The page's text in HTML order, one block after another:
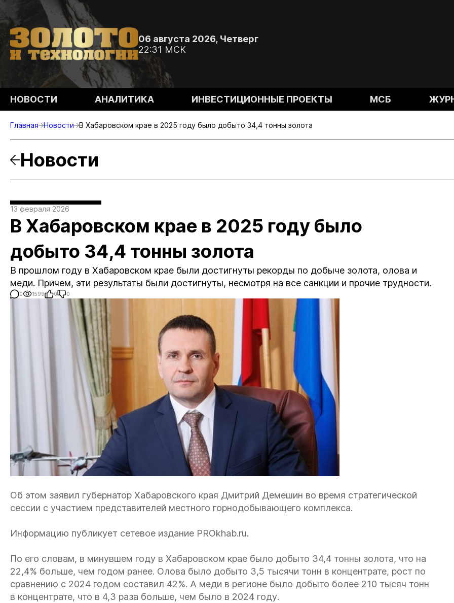
06 августа 2026, Четверг
22:31 МСК
НОВОСТИ АНАЛИТИКА ИНВЕСТИЦИОННЫЕ ПРОЕКТЫ МСБ
Главная Новости В Хабаровском крае в 2025 году было добыто 34,4 тонны золота
Новости
13 февраля 2026
В Хабаровском крае в 2025 году было
добыто 34,4 тонны золота
В прошлом году в Хабаровском крае были достигнуты рекорды по добыче золота, олова и
меди. Причем, эти результаты были достигнуты, несмотря на все санкции и прочие трудности.
0 1599 0 0
Об этом заявил губернатор Хабаровского края Дмитрий Демешин во время стратегической
сессии с участием представителей местного горнодобывающего комплекса.
Информацию публикует сетевое издание PROkhab.ru.
По его словам, в минувшем году в Хабаровском крае было добыто 34,4 тонны золота, что на
22,4% больше, чем годом ранее. Олова было добыто 3,5 тысячи тонн в концентрате, рост по
сравнению с 2024 годом составил 42%. А меди в регионе было добыто более 210 тысяч тонн
в концентрате, что в 4,3 раза больше, чем было в 2024 году.